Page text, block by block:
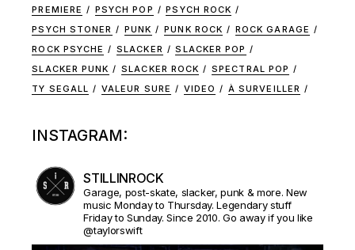
PREMIERE
PSYCH POP
PSYCH ROCK
PSYCH STONER
PUNK PUNK ROCK
ROCK GARAGE
ROCK PSYCHE
SLACKER
SLACKER POP
SLACKER PUNK
SLACKER ROCK
SPECTRAL POP
TY SEGALL
VALEUR SURE VIDEO À SURVEILLER
INSTAGRAM:
STILLINROCK
Garage, post-skate, slacker, punk & more. New
music Monday to Thursday. Legendary stuff
Friday to Sunday. Since 2010. Go away if you like
@taylorswift